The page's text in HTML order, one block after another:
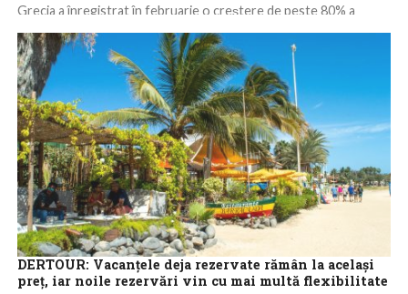
Grecia a înregistrat în februarie o creștere de peste 80% a
datele...
DERTOUR: Vacanțele deja rezervate rămân la același
preț, iar noile rezervări vin cu mai multă flexibilitate